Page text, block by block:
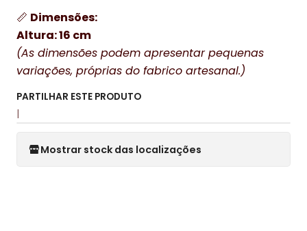
📏 Dimensões:
Altura: 16 cm
(As dimensões podem apresentar pequenas
variações, próprias do fabrico artesanal.)
PARTILHAR ESTE PRODUTO
|
Mostrar stock das localizações